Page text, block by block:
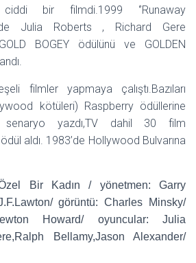
ciddi bir filmdi.1999 ‘’Runaway
Julia Roberts , Richard Gere
BOGEY ödülünü ve GOLDEN
filmler yapmaya çalıştı.Bazıları
kötüleri) Raspberry ödüllerine
senaryo yazdı,TV dahil 30 film
aldı. 1983’de Hollywood Bulvarına
Bir Kadın / yönetmen: Garry
görüntü: Charles Minsky/
Howard/ oyuncular: Julia
Bellamy,Jason Alexander/